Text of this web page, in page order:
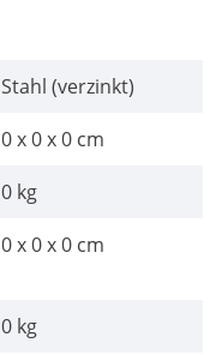
Stahl (verzinkt)
0 x 0 x 0 cm
0 kg
0 x 0 x 0 cm
0 kg